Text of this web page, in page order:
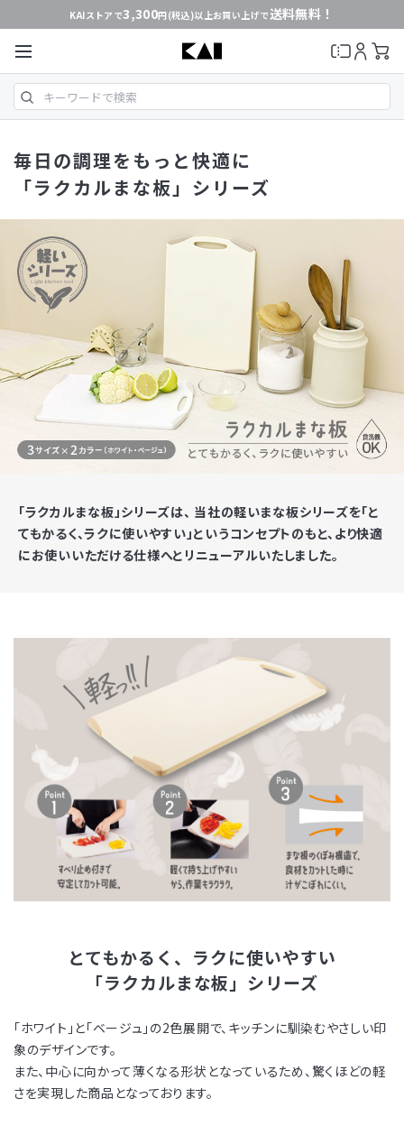
KAIストアで3,300円(税込)以上お買い上げで送料無料！
毎日の調理をもっと快適に
「ラクカルまな板」シリーズ
「ラクカルまな板」シリーズは、 当社の軽いまな板シリーズを「と
てもかるく、ラクに使いやすい」というコンセプトのもと、より快適
にお使いいただける仕様へとリニューアルいたしました。
とてもかるく、ラクに使いやすい
「ラクカルまな板」シリーズ
「ホワイト」と「ベージュ」の2色展開で、キッチンに馴染むやさしい印
象のデザインです。
また、中心に向かって薄くなる形状となっているため、驚くほどの軽
さを実現した商品となっております。